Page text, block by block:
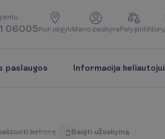
entu
06005Kur įsigytiMano paskyraPalygintiNorų
paslaugos Informacija keliautojui
alizuoti kelionę 3 Baigti užsakymą